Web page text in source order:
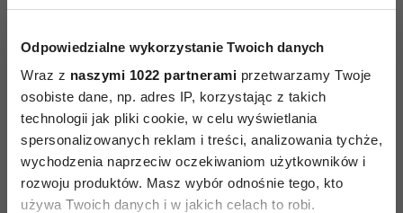
Odpowiedzialne wykorzystanie Twoich danych
Wraz z naszymi 1022 partnerami przetwarzamy Twoje
osobiste dane, np. adres IP, korzystając z takich
technologii jak pliki cookie, w celu wyświetlania
spersonalizowanych reklam i treści, analizowania tychże,
wychodzenia naprzeciw oczekiwaniom użytkowników i
rozwoju produktów. Masz wybór odnośnie tego, kto
używa Twoich danych i w jakich celach to robi.
bardzo zaawansowana. Jak wykazują badania, aż
wcześniej w jego sprawie u lekarza…
FOFO – przyczyny
Powodów FOFO może być wiele. Większość